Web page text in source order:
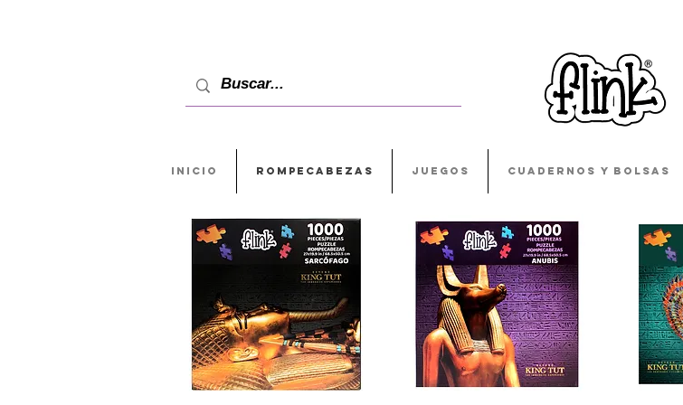
INICIO ROMPECABEZAS JUEGOS CUADERNOS Y BOLSAS